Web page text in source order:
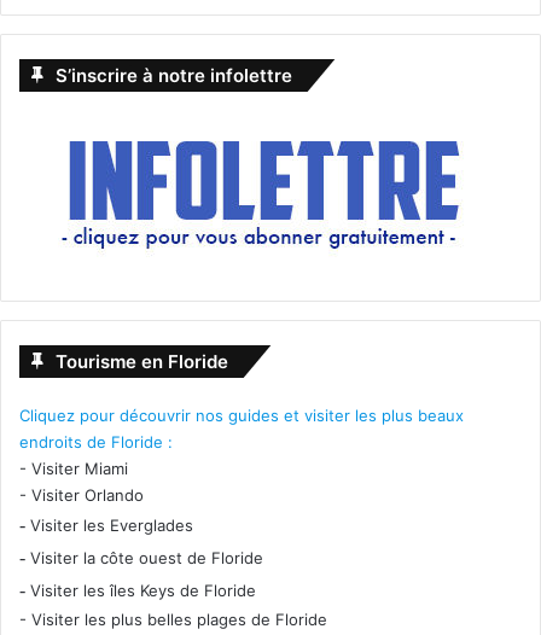
S’inscrire à notre infolettre
Tourisme en Floride
Cliquez pour découvrir nos guides et visiter les plus beaux
endroits de Floride :
- Visiter Miami
- Visiter Orlando
- Visiter les Everglades
- Visiter la côte ouest de Floride
- Visiter les îles Keys de Floride
- Visiter les plus belles plages de Floride